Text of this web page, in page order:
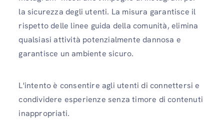
la sicurezza degli utenti. La misura garantisce il
rispetto delle linee guida della comunità, elimina
qualsiasi attività potenzialmente dannosa e
garantisce un ambiente sicuro.
L'intento è consentire agli utenti di connettersi e
condividere esperienze senza timore di contenuti
inappropriati.